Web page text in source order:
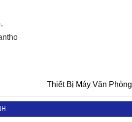
Thiết Bị Máy Văn Phòng